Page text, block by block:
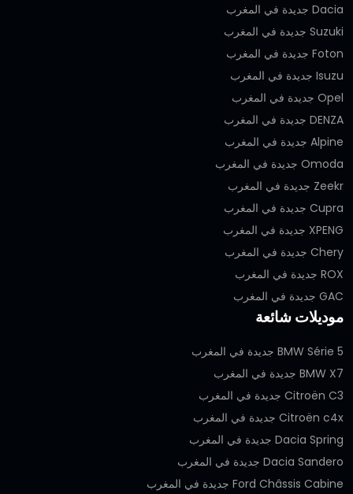
Dacia جديدة في المغرب
Suzuki جديدة في المغرب
Foton جديدة في المغرب
Isuzu جديدة في المغرب
Opel جديدة في المغرب
DENZA جديدة في المغرب
Alpine جديدة في المغرب
Omoda جديدة في المغرب
Zeekr جديدة في المغرب
Cupra جديدة في المغرب
XPENG جديدة في المغرب
Chery جديدة في المغرب
ROX جديدة في المغرب
GAC جديدة في المغرب
موديلات شائعة
BMW Série 5 جديدة في المغرب
BMW X7 جديدة في المغرب
Citroën C3 جديدة في المغرب
Citroën c4x جديدة في المغرب
Dacia Spring جديدة في المغرب
Dacia Sandero جديدة في المغرب
Ford Châssis Cabine جديدة في المغرب